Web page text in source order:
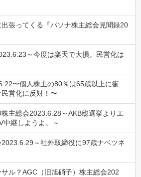
張ってくる『パソナ株主総会見聞録20
～今度は楽天で大損。民営化は
〜個人株主の80％は65歳以上に衝
営化に反対！〜
主総会2023.6.28～AKB総選挙よりエ
中継しようよ。～
～社外取締役に97歳ナベツネ
ル？AGC（旧旭硝子）株主総会202